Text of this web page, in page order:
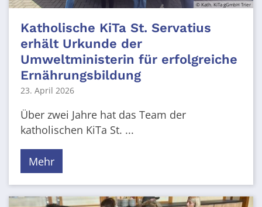
© Kath. KiTa gGmbH Trier
Katholische KiTa St. Servatius
erhält Urkunde der
Umweltministerin für erfolgreiche
Ernährungsbildung
23. April 2026
Über zwei Jahre hat das Team der
katholischen KiTa St. ...
Mehr